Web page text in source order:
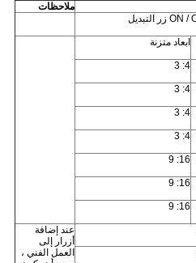
ملاحظات
ابعاد متزنة
4: 3
4: 3
4: 3
4: 3
16: 9
16: 9
16: 9
عند إضافة
أزرار إلى
العمل الفني ،